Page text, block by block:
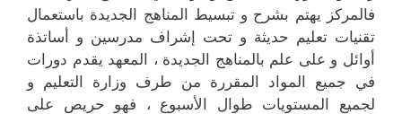
فالمركز يهتم بشرح و تبسيط المناهج الجديدة باستعمال
تقنيات تعليم حديثة و تحت إشراف مدرسين و أساتذة
أوائل و على علم بالمناهج الجديدة ، المعهد يقدم دورات
في جميع المواد المقررة من طرف وزارة التعليم و
لجميع المستويات طوال الأسبوع ، فهو حريص على